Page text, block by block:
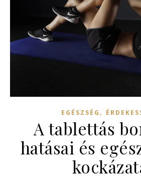
EGÉSZSÉG ,
A tablettás
hatásai és